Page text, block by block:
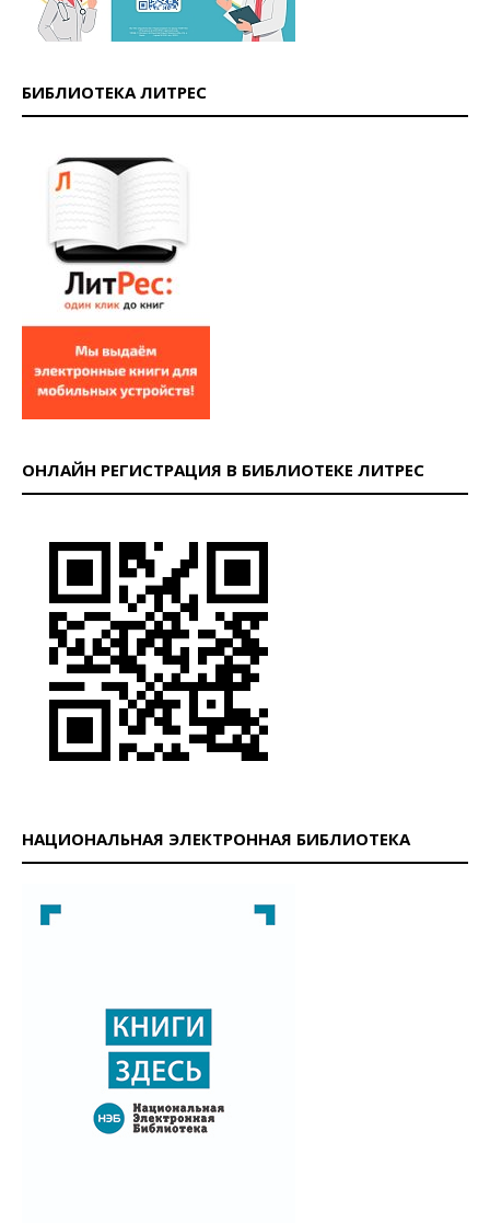
БИБЛИОТЕКА ЛИТРЕС
ОНЛАЙН РЕГИСТРАЦИЯ В БИБЛИОТЕКЕ ЛИТРЕС
НАЦИОНАЛЬНАЯ ЭЛЕКТРОННАЯ БИБЛИОТЕКА